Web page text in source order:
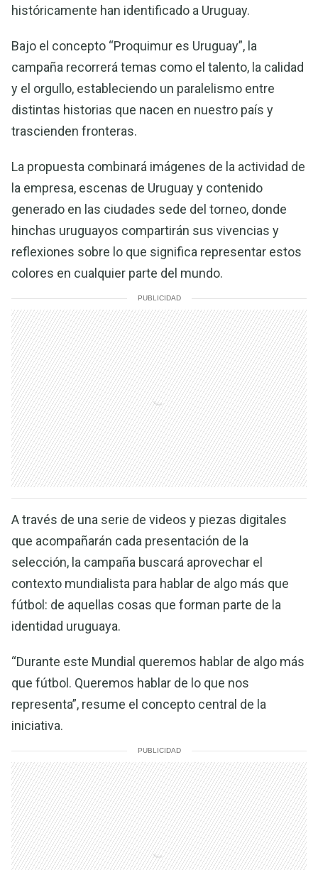
históricamente han identificado a Uruguay.
Bajo el concepto “Proquimur es Uruguay”, la
campaña recorrerá temas como el talento, la calidad
y el orgullo, estableciendo un paralelismo entre
distintas historias que nacen en nuestro país y
trascienden fronteras.
La propuesta combinará imágenes de la actividad de
la empresa, escenas de Uruguay y contenido
generado en las ciudades sede del torneo, donde
hinchas uruguayos compartirán sus vivencias y
reflexiones sobre lo que significa representar estos
colores en cualquier parte del mundo.
PUBLICIDAD
A través de una serie de videos y piezas digitales
que acompañarán cada presentación de la
selección, la campaña buscará aprovechar el
contexto mundialista para hablar de algo más que
fútbol: de aquellas cosas que forman parte de la
identidad uruguaya.
“Durante este Mundial queremos hablar de algo más
que fútbol. Queremos hablar de lo que nos
representa”, resume el concepto central de la
iniciativa.
PUBLICIDAD